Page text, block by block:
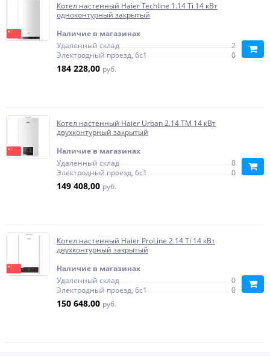
Котел настенный Haier Techline 1.14 Ti 14 кВт
одноконтурный закрытый
Наличие в магазинах
Удаленный склад
2
Электродный проезд, 6с1
0
184 228,00 руб.
Котел настенный Haier Urban 2.14 TM 14 кВт
двухконтурный закрытый
Наличие в магазинах
Удаленный склад
0
Электродный проезд, 6с1
0
149 408,00 руб.
Котел настенный Haier ProLine 2.14 Ti 14 кВт
двухконтурный закрытый
Наличие в магазинах
Удаленный склад
0
Электродный проезд, 6с1
0
150 648,00 руб.